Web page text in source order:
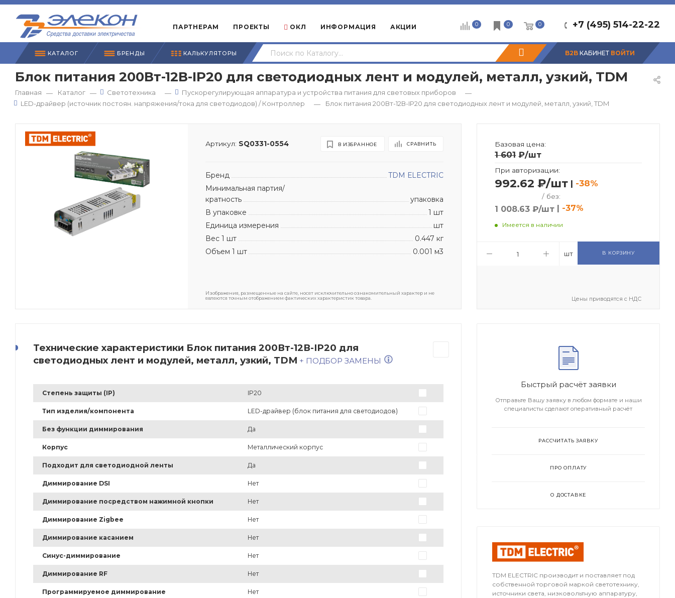
ПАРТНЕРАМ ПРОЕКТЫ ОКЛ ИНФОРМАЦИЯ АКЦИИ +7 (495) 514-22-22
0 0 0
B2B КАБИНЕТ ВОЙТИ
КАТАЛОГ БРЕНДЫ КАЛЬКУЛЯТОРЫ
Блок питания 200Вт-12В-IP20 для светодиодных лент и модулей, металл, узкий, TDM
Главная — Каталог — Светотехника — Пускорегулирующая аппаратура и устройства питания для световых приборов
—
LED-драйвер (источник постоян. напряжения/тока для светодиодов) / Контроллер
— Блок питания 200Вт-12В-IP20 для светодиодных лент и модулей, металл, узкий, TDM
Артикул: SQ0331-0554 В ИЗБРАННОЕ СРАВНИТЬ
Бренд
TDM ЕLECTRIC
Минимальная партия/
кратность
упаковка
В упаковке
1 шт
Единица измерения
шт
Вес 1 шт
0.447 кг
Объем 1 шт
0.001 м3
Изображения, размещенные на сайте, носят исключительно ознакомительный характер и не
являются точным отображением фактических характеристик товара.
Базовая цена:
1 601₽/шт
При авторизации:
992.62 ₽/шт | -38%
/ без:
1 008.63 ₽/шт | -37%
Имеется в наличии
шт В КОРЗИНУ
Цены приводятся с НДС
Технические характеристики Блок питания 200Вт-12В-IP20 для
светодиодных лент и модулей, металл, узкий, TDM + ПОДБОР ЗАМЕНЫ
Степень защиты (IP) IP20
Тип изделия/компонента LED-драйвер (блок питания для светодиодов)
Без функции диммирования Да
Корпус Металлический корпус
Подходит для светодиодной ленты Да
Диммирование DSI Нет
Диммирование посредством нажимной кнопки Нет
Диммирование Zigbee Нет
Диммирование касанием Нет
Синус-диммирование Нет
Диммирование RF Нет
Программируемое диммирование Нет
Быстрый расчёт заявки
Отправьте Вашу заявку в любом формате и наши
специалисты сделают оперативный расчёт
РАССЧИТАТЬ ЗАЯВКУ
ПРО ОПЛАТУ
О ДОСТАВКЕ
TDM ЕLECTRIC производит и поставляет под
собственной торговой маркой светотехнику,
источники света, низковольтную аппаратуру,